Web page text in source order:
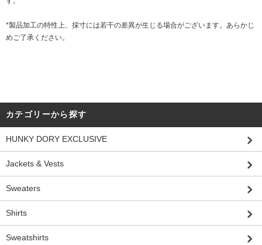
*製品加工の特性上、採寸には若干の差異が生じる場合がございます。あらかじ
めご了承ください。
カテゴリーから探す
HUNKY DORY EXCLUSIVE
Jackets & Vests
Sweaters
Shirts
Sweatshirts